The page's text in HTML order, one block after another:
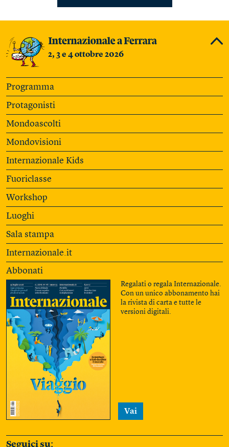
2, 3 e 4 ottobre 2026
Programma
Protagonisti
Mondoascolti
Mondovisioni
Internazionale Kids
Fuoriclasse
Workshop
Luoghi
Sala stampa
Internazionale.it
Abbonati
Regalati o regala Internazionale.
Con un unico abbonamento hai
la rivista di carta e tutte le
versioni digitali.
Vai
Seguici su: